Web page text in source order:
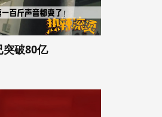
突破80亿